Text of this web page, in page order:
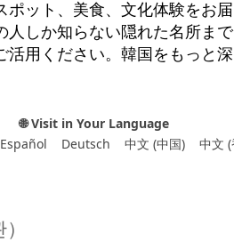
ット、美食、文化体験をお
しか知らない隠れた名所ま
用ください。韓国をもっと
🌐 Visit in Your Language
Español Deutsch 中文 (中国) 中文